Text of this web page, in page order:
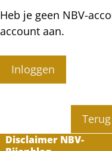
Heb je geen NBV-
account aan.
Inloggen
Disclaimer NBV-